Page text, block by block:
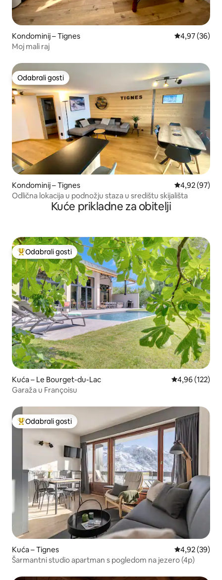
Kondominij – Tignes Prosječna
4,97 (36)
Moj mali raj
Odabrali gosti
Odabrali gosti
Kondominij – Tignes Prosječna
4,92 (97)
Odlična lokacija u podnožju staza u središtu skijališta
Kuće prikladne za obitelji
Među najviše rangiranima s oznakom „Odabrali gosti”
Odabrali gosti
Kuća – Le Bourget-du-Lac Prosječna
4,96 (122)
Garaža u Françoisu
Među najviše rangiranima s oznakom „Odabrali gosti”
Odabrali gosti
Kuća – Tignes Prosječna
4,92 (39)
Šarmantni studio apartman s pogledom na jezero (4p)